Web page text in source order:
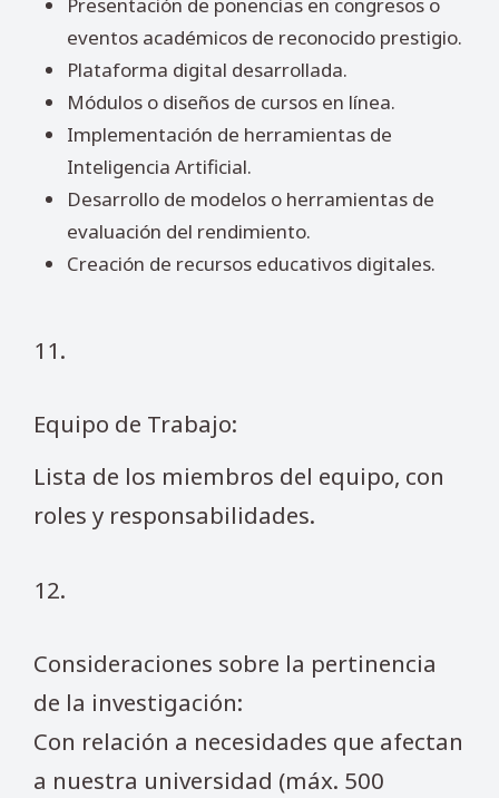
Presentación de ponencias en congresos o
eventos académicos de reconocido prestigio.
Plataforma digital desarrollada.
Módulos o diseños de cursos en línea.
Implementación de herramientas de
Inteligencia Artificial.
Desarrollo de modelos o herramientas de
evaluación del rendimiento.
Creación de recursos educativos digitales.
11.
Equipo de Trabajo:
Lista de los miembros del equipo, con
roles y responsabilidades.
12.
Consideraciones sobre la pertinencia
de la investigación:
Con relación a necesidades que afectan
a nuestra universidad (máx. 500